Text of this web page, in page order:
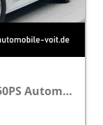
Life KR Modelljahr 2027 2.0TDI 150PS Autom. SHZ/STHZ/KAMERA/TEMPOMAT/LED/SMARTLINK frei konfigurierbar!